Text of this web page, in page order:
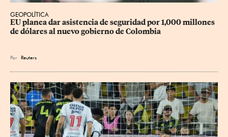
GEOPOLÍTICA
EU planea dar asistencia de seguridad por 1,000 millones
de dólares al nuevo gobierno de Colombia
Por Reuters